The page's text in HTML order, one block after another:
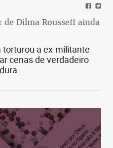
Dilma Rousseff ainda
torturou a ex-militante
cenas de verdadeiro